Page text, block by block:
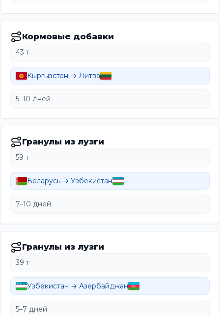
Кормовые добавки
43 т
Кыргызстан → Литва
5–10 дней
Гранулы из лузги
59 т
Беларусь → Узбекистан
7–10 дней
Гранулы из лузги
39 т
Узбекистан → Азербайджан
5–7 дней